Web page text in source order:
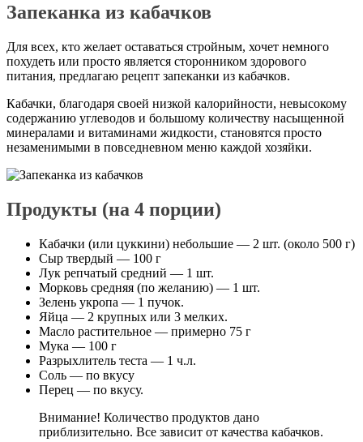
Запеканка из кабачков
Для всех, кто желает оставаться стройным, хочет немного
похудеть или просто является сторонником здорового
питания, предлагаю рецепт запеканки из кабачков.
Кабачки, благодаря своей низкой калорийности, невысокому
содержанию углеводов и большому количеству насыщенной
минералами и витаминами жидкости, становятся просто
незаменимыми в повседневном меню каждой хозяйки.
Продукты (на 4 порции)
Кабачки (или цуккини) небольшие — 2 шт. (около 500 г)
Сыр твердый — 100 г
Лук репчатый средний — 1 шт.
Морковь средняя (по желанию) — 1 шт.
Зелень укропа — 1 пучок.
Яйца — 2 крупных или 3 мелких.
Масло растительное — примерно 75 г
Мука — 100 г
Разрыхлитель теста — 1 ч.л.
Соль — по вкусу
Перец — по вкусу.
Внимание! Количество продуктов дано
приблизительно. Все зависит от качества кабачков.